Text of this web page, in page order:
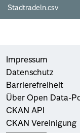
Stadtradeln.csv
Impressum
Datenschutz
Barrierefreiheit
Über Open Data-
CKAN API
CKAN Vereinigung